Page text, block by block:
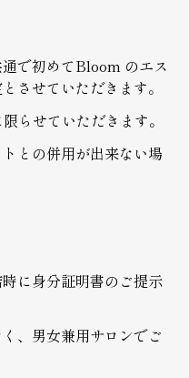
で初めてBloom のエス
させていただきます。
らせていただきます。
との併用が出来ない場
に身分証明書のご提示
、男女兼用サロンでご